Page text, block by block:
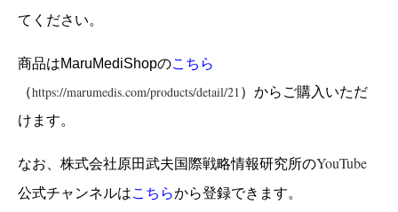
てください。
商品はMaruMediShopのこちら
（https://marumedis.com/products/detail/21 ）からご購入いただ
けます。
なお、株式会社原田武夫国際戦略情報研究所のYouTube
公式チャンネルはこちらから登録できます。